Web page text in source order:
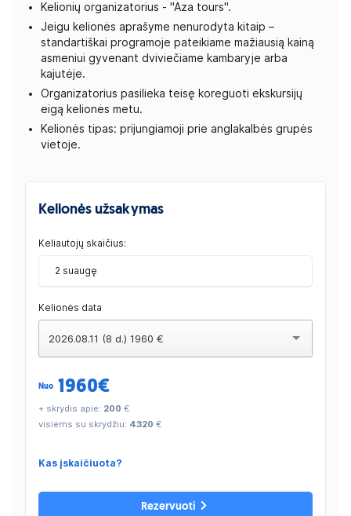
Kelionių organizatorius - "Aza tours".
Jeigu kelionės aprašyme nenurodyta kitaip –
standartiškai programoje pateikiame mažiausią kainą
asmeniui gyvenant dviviečiame kambaryje arba
kajutėje.
Organizatorius pasilieka teisę koreguoti ekskursijų
eigą kelionės metu.
Kelionės tipas: prijungiamoji prie anglakalbės grupės
vietoje.
Kelionės užsakymas
Keliautojų skaičius:
2 suaugę
Kelionės data
2026.08.11 (8 d.) 1960 €
Nuo 1960€
+ skrydis apie: 200 €
visiems su skrydžiu: 4320 €
Kas įskaičiuota?
Rezervuoti